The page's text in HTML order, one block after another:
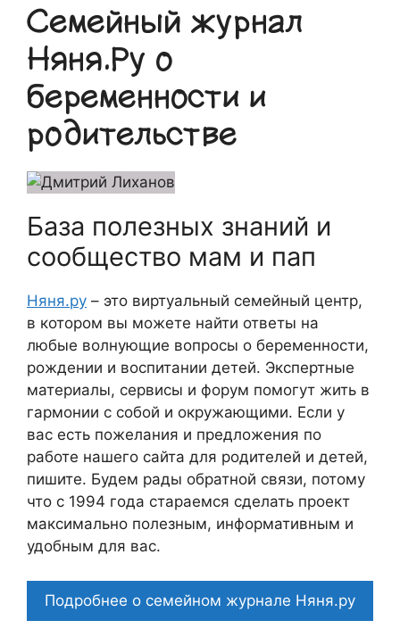
Семейный журнал
Няня.Ру о
беременности и
родительстве
База полезных знаний и
сообщество мам и пап
Няня.ру – это виртуальный семейный центр,
в котором вы можете найти ответы на
любые волнующие вопросы о беременности,
рождении и воспитании детей. Экспертные
материалы, сервисы и форум помогут жить в
гармонии с собой и окружающими. Если у
вас есть пожелания и предложения по
работе нашего сайта для родителей и детей,
пишите. Будем рады обратной связи, потому
что c 1994 года стараемся сделать проект
максимально полезным, информативным и
удобным для вас.
Подробнее о семейном журнале Няня.ру